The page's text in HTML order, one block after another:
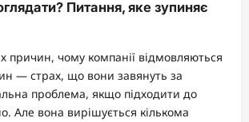
Питання, яке зупиняє
причин, чому компанії відмовляються
— страх, що вони завянуть за
проблема, якщо підходити до
Але вона вирішується кількома